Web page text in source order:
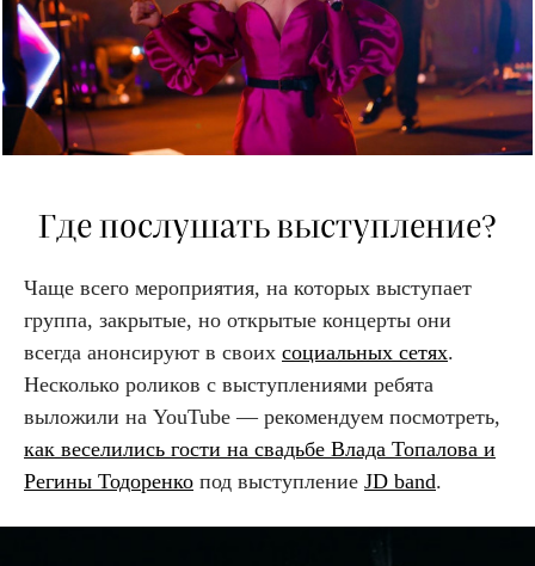
Где послушать выступление?
Чаще всего мероприятия, на которых выступает
группа, закрытые, но открытые концерты они
всегда анонсируют в своих социальных сетях.
Несколько роликов с выступлениями ребята
выложили на YouTube — рекомендуем посмотреть,
как веселились гости на свадьбе Влада Топалова и
Регины Тодоренко под выступление JD band.